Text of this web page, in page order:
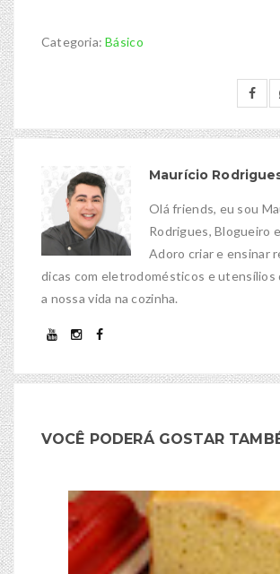
Categoria:Básico
Maurício
Olá friends, eu sou
Rodrigues, Blogueiro
Adoro criar e ensinar
dicas com eletrodomésticos e utensílios
a nossa vida na cozinha.
VOCÊ PODERÁ GOSTAR